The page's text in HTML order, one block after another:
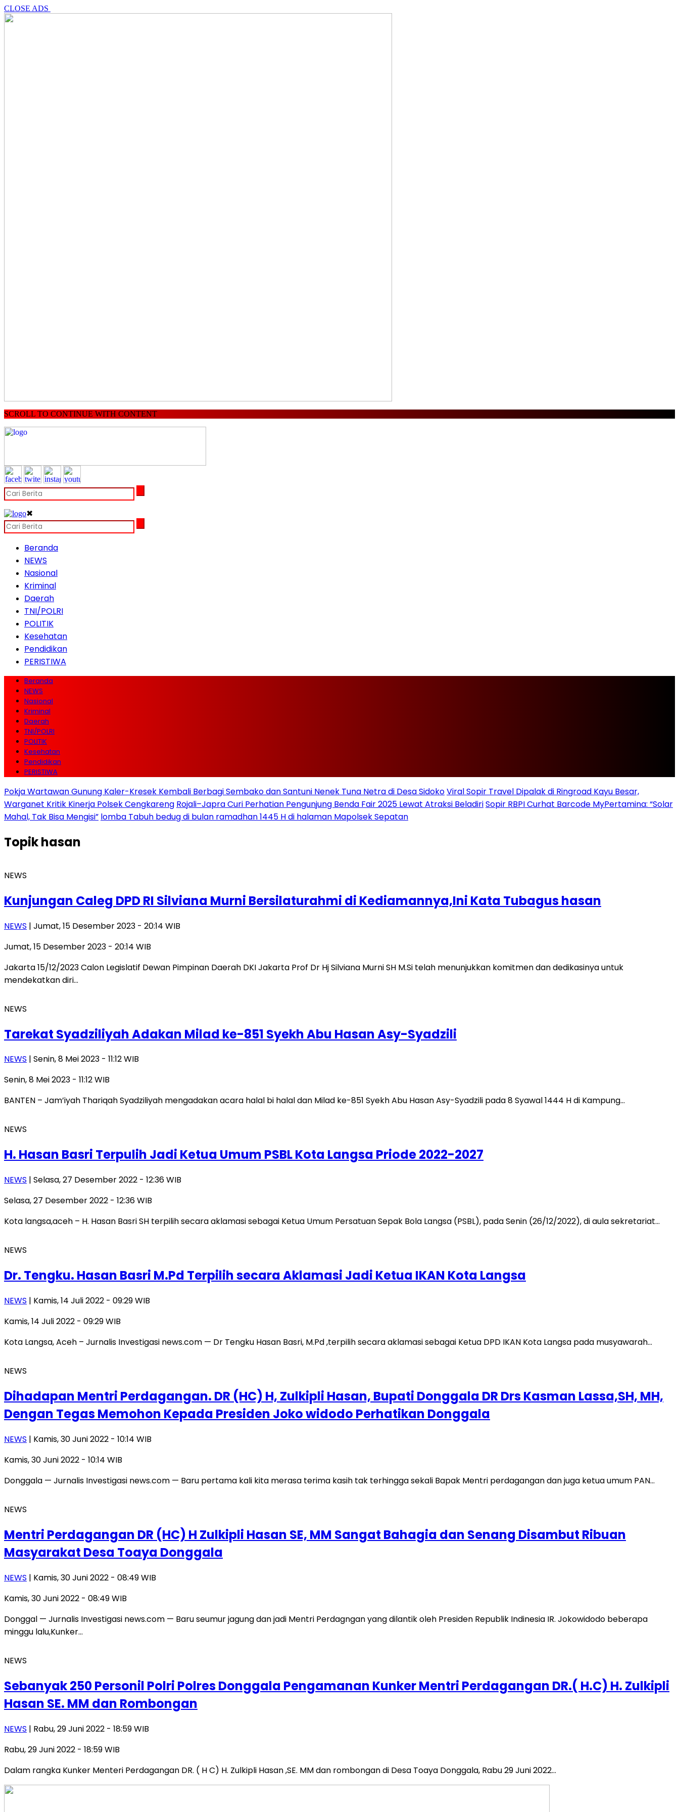
CLOSE ADS
SCROLL TO CONTINUE WITH CONTENT
✖
Beranda
NEWS
Nasional
Kriminal
Daerah
TNI/POLRI
POLITIK
Kesehatan
Pendidikan
PERISTIWA
Beranda
NEWS
Nasional
Kriminal
Daerah
TNI/POLRI
POLITIK
Kesehatan
Pendidikan
PERISTIWA
Pokja Wartawan Gunung Kaler-Kresek Kembali Berbagi Sembako dan Santuni Nenek Tuna Netra di Desa SidokoViral Sopir Travel Dipalak di Ringroad Kayu Besar,
Warganet Kritik Kinerja Polsek Cengkareng Rojali–Japra Curi Perhatian Pengunjung Benda Fair 2025 Lewat Atraksi BeladiriSopir RBPI Curhat Barcode MyPertamina: “Solar
Mahal, Tak Bisa Mengisi” lomba Tabuh bedug di bulan ramadhan 1445 H di halaman Mapolsek Sepatan
Topikhasan
NEWS
Kunjungan Caleg DPD RI Silviana Murni Bersilaturahmi di Kediamannya,Ini Kata Tubagus hasan
NEWS | Jumat, 15 Desember 2023 - 20:14 WIB
Jumat, 15 Desember 2023 - 20:14 WIB
Jakarta 15/12/2023 Calon Legislatif Dewan Pimpinan Daerah DKI Jakarta Prof Dr Hj Silviana Murni SH M.Si telah menunjukkan komitmen dan dedikasinya untuk
mendekatkan diri…
NEWS
Tarekat Syadziliyah Adakan Milad ke-851 Syekh Abu Hasan Asy-Syadzili
NEWS | Senin, 8 Mei 2023 - 11:12 WIB
Senin, 8 Mei 2023 - 11:12 WIB
BANTEN – Jam’iyah Thariqah Syadziliyah mengadakan acara halal bi halal dan Milad ke-851 Syekh Abu Hasan Asy-Syadzili pada 8 Syawal 1444 H di Kampung…
NEWS
H. Hasan Basri Terpulih Jadi Ketua Umum PSBL Kota Langsa Priode 2022-2027
NEWS | Selasa, 27 Desember 2022 - 12:36 WIB
Selasa, 27 Desember 2022 - 12:36 WIB
Kota langsa,aceh – H. Hasan Basri SH terpilih secara aklamasi sebagai Ketua Umum Persatuan Sepak Bola Langsa (PSBL), pada Senin (26/12/2022), di aula sekretariat…
NEWS
Dr. Tengku. Hasan Basri M.Pd Terpilih secara Aklamasi Jadi Ketua IKAN Kota Langsa
NEWS | Kamis, 14 Juli 2022 - 09:29 WIB
Kamis, 14 Juli 2022 - 09:29 WIB
Kota Langsa, Aceh – Jurnalis Investigasi news.com — Dr Tengku Hasan Basri, M.Pd ,terpilih secara aklamasi sebagai Ketua DPD IKAN Kota Langsa pada musyawarah…
NEWS
Dihadapan Mentri Perdagangan. DR (HC) H, Zulkipli Hasan, Bupati Donggala DR Drs Kasman Lassa,SH, MH,
Dengan Tegas Memohon Kepada Presiden Joko widodo Perhatikan Donggala
NEWS | Kamis, 30 Juni 2022 - 10:14 WIB
Kamis, 30 Juni 2022 - 10:14 WIB
Donggala — Jurnalis Investigasi news.com — Baru pertama kali kita merasa terima kasih tak terhingga sekali Bapak Mentri perdagangan dan juga ketua umum PAN…
NEWS
Mentri Perdagangan DR (HC) H Zulkipli Hasan SE, MM Sangat Bahagia dan Senang Disambut Ribuan
Masyarakat Desa Toaya Donggala
NEWS | Kamis, 30 Juni 2022 - 08:49 WIB
Kamis, 30 Juni 2022 - 08:49 WIB
Donggal — Jurnalis Investigasi news.com — Baru seumur jagung dan jadi Mentri Perdagngan yang dilantik oleh Presiden Republik Indinesia IR. Jokowidodo beberapa
minggu lalu,Kunker…
NEWS
Sebanyak 250 Personil Polri Polres Donggala Pengamanan Kunker Mentri Perdagangan DR.( H.C) H. Zulkipli
Hasan SE. MM dan Rombongan
NEWS | Rabu, 29 Juni 2022 - 18:59 WIB
Rabu, 29 Juni 2022 - 18:59 WIB
Dalam rangka Kunker Menteri Perdagangan DR. ( H C) H. Zulkipli Hasan ,SE. MM dan rombongan di Desa Toaya Donggala, Rabu 29 Juni 2022…